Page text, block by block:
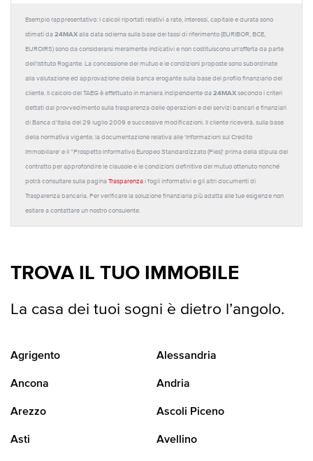
Esempio rappresentativo: I calcoli riportati relativi a rate, interessi, capitale e durata sono
stimati da 24MAX alla data odierna sulla base dei tassi di riferimento (EURIBOR, BCE,
EUROIRS) sono da considerarsi meramente indicativi e non costituiscono un'offerta da parte
dell'Istituto Rogante. La concessione del mutuo e le condizioni proposte sono subordinate
alla valutazione ed approvazione della banca erogante sulla base del profilo finanziario del
cliente. Il calcolo del TAEG è effettuato in maniera indipendente da 24MAX secondo i criteri
dettati dal provvedimento sulla trasparenza delle operazioni e dei servizi bancari e finanziari
di Banca d'Italia del 29 luglio 2009 e successive modificazioni. Il cliente riceverà, sulla base
della normativa vigente, la documentazione relativa alle 'Informazioni sul Credito
Immobiliare' e il “Prospetto Informativo Europeo Standardizzato (Pies)' prima della stipula del
contratto per approfondire le clausole e le condizioni definitive del mutuo ottenuto nonché
potrà consultare sulla pagina Trasparenza i fogli informativi e gli altri documenti di
Trasparenza bancaria. Per verificare la soluzione finanziaria più adatta alle tue esigenze non
esitare a contattare un nostro consulente.
TROVA IL TUO IMMOBILE
La casa dei tuoi sogni è dietro l’angolo.
Agrigento Alessandria
Ancona Andria
Arezzo Ascoli Piceno
Asti Avellino